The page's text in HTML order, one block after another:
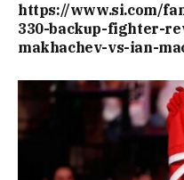
https://www.si.com/
330-backup-fighter-
makhachev-vs-ian-